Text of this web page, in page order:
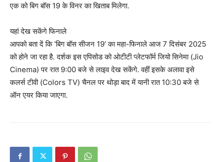
एक को बिग बॉस 19 के विनर का खिताब मिलेगा.
यहां देख सकेंगे फिनाले
आपको बता दें कि ‘बिग बॉस सीजन 19’ का महा-फिनाले आज 7 दिसंबर 2025
को होने जा रहा है. दर्शक इस एपिसोड को ओटीटी प्लेटफॉर्म जियो सिनेमा (Jio
Cinema) पर रात 9:00 बजे से लाइव देख सकेंगे. वहीं इसके अलावा इसे
कलर्स टीवी (Colors TV) चैनल पर थोड़ा बाद में यानी रात 10:30 बजे से
ऑन एयर किया जाएगा.